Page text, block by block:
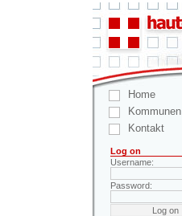
Home
Kommunen
Kontakt
Log on
Username:
Password: